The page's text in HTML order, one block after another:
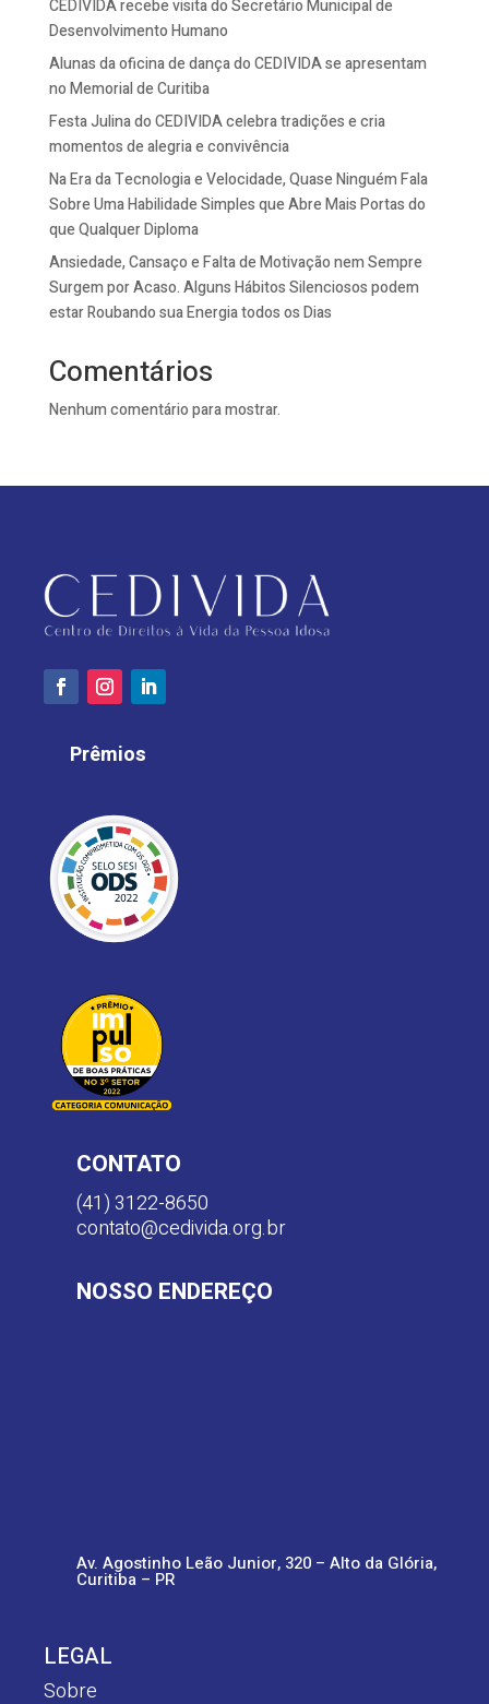
CEDIVIDA recebe visita do Secretário Municipal de
Desenvolvimento Humano
Alunas da oficina de dança do CEDIVIDA se apresentam
no Memorial de Curitiba
Festa Julina do CEDIVIDA celebra tradições e cria
momentos de alegria e convivência
Na Era da Tecnologia e Velocidade, Quase Ninguém Fala
Sobre Uma Habilidade Simples que Abre Mais Portas do
que Qualquer Diploma
Ansiedade, Cansaço e Falta de Motivação nem Sempre
Surgem por Acaso. Alguns Hábitos Silenciosos podem
estar Roubando sua Energia todos os Dias
Comentários
Nenhum comentário para mostrar.
Prêmios
CONTATO
(41) 3122-8650
contato@cedivida.org.br
NOSSO ENDEREÇO
Av. Agostinho Leão Junior, 320 – Alto da Glória,
Curitiba – PR
LEGAL
Sobre